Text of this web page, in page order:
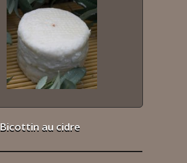
Bicottin au cidre